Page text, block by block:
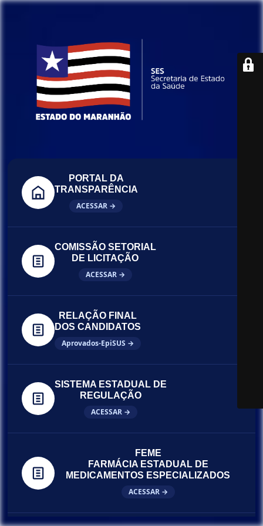
PORTAL DA
TRANSPARÊNCIA
ACESSAR →
COMISSÃO SETORIAL
DE LICITAÇÃO
ACESSAR →
RELAÇÃO FINAL
DOS CANDIDATOS
Aprovados-EpiSUS →
SISTEMA ESTADUAL DE
REGULAÇÃO
ACESSAR →
FEME
FARMÁCIA ESTADUAL DE
MEDICAMENTOS ESPECIALIZADOS
ACESSAR →